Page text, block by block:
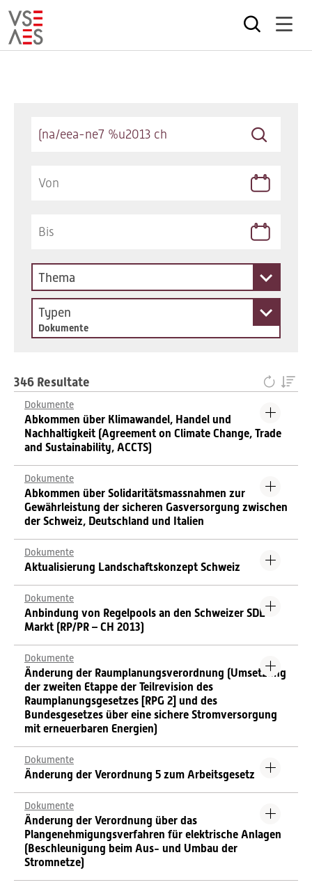
Thema
Typen
Dokumente
346 Resultate
Dokumente
Abkommen über Klimawandel, Handel und
Nachhaltigkeit (Agreement on Climate Change, Trade
and Sustainability, ACCTS)
Dokumente
Abkommen über Solidaritätsmassnahmen zur
Gewährleistung der sicheren Gasversorgung zwischen
der Schweiz, Deutschland und Italien
Dokumente
Aktualisierung Landschaftskonzept Schweiz
Dokumente
Anbindung von Regelpools an den Schweizer SDL-
Markt (RP/PR – CH 2013)
Dokumente
Änderung der Raumplanungsverordnung (Umsetzung
der zweiten Etappe der Teilrevision des
Raumplanungsgesetzes [RPG 2] und des
Bundesgesetzes über eine sichere Stromversorgung
mit erneuerbaren Energien)
Dokumente
Änderung der Verordnung 5 zum Arbeitsgesetz
Dokumente
Änderung der Verordnung über das
Plangenehmigungsverfahren für elektrische Anlagen
(Beschleunigung beim Aus- und Umbau der
Stromnetze)